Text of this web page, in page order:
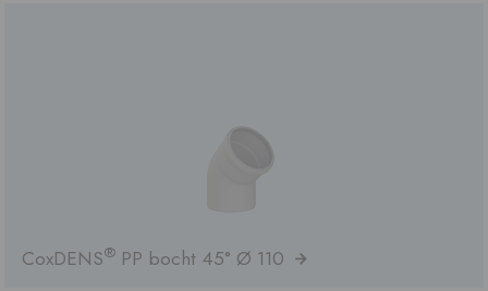
CoxDENS® PP bocht 45° Ø 110